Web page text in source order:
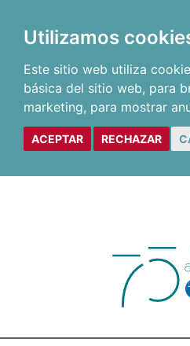
Utilizamos
Este sitio web utiliza
básica del sitio web, para
marketing, para mostrar
ACEPTAR RECHAZAR